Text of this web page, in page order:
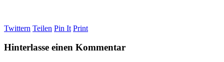
Twittern Teilen Pin It Print
Hinterlasse einen Kommentar